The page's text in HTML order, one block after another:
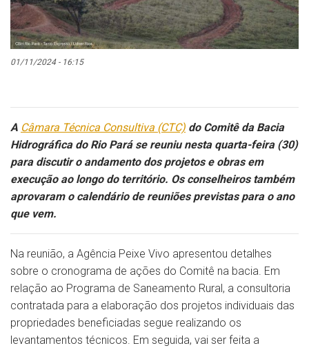
01/11/2024 - 16:15
A Câmara Técnica Consultiva (CTC) do Comitê da Bacia
Hidrográfica do Rio Pará se reuniu nesta quarta-feira (30)
para discutir o andamento dos projetos e obras em
execução ao longo do território. Os conselheiros também
aprovaram o calendário de reuniões previstas para o ano
que vem.
Na reunião, a Agência Peixe Vivo apresentou detalhes
sobre o cronograma de ações do Comitê na bacia. Em
relação ao Programa de Saneamento Rural, a consultoria
contratada para a elaboração dos projetos individuais das
propriedades beneficiadas segue realizando os
levantamentos técnicos. Em seguida, vai ser feita a